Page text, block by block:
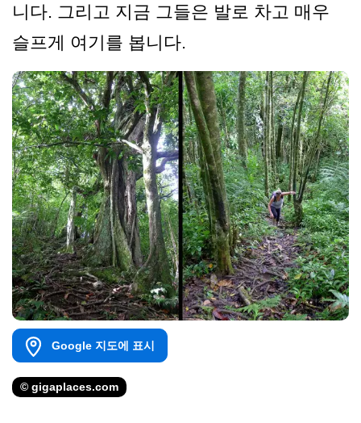
니다. 그리고 지금 그들은 발로 차고 매우
슬프게 여기를 봅니다.
Google 지도에 표시
© gigaplaces.com